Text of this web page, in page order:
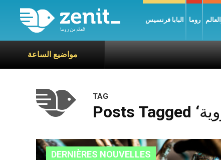
البابا فرنسيس روما
مواضيع الساعة
TAG
DERNIÈRES NOUVELLES